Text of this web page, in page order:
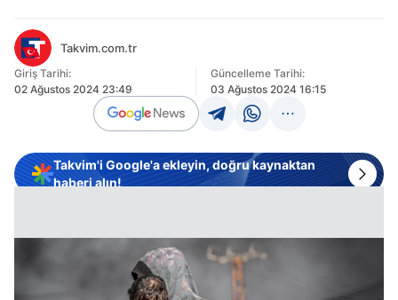
Takvim.com.tr
Giriş Tarihi:
02 Ağustos 2024 23:49
Güncelleme Tarihi:
03 Ağustos 2024 16:15
Takvim'i Google'a ekleyin, doğru kaynaktan
haberi alın!